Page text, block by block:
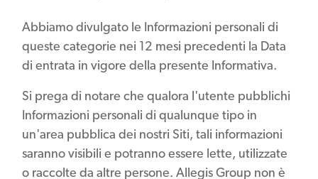
Abbiamo divulgato le Informazioni personali di
queste categorie nei 12 mesi precedenti la Data
di entrata in vigore della presente Informativa.
Si prega di notare che qualora l'utente pubblichi
Informazioni personali di qualunque tipo in
un'area pubblica dei nostri Siti, tali informazioni
saranno visibili e potranno essere lette, utilizzate
o raccolte da altre persone. Allegis Group non è